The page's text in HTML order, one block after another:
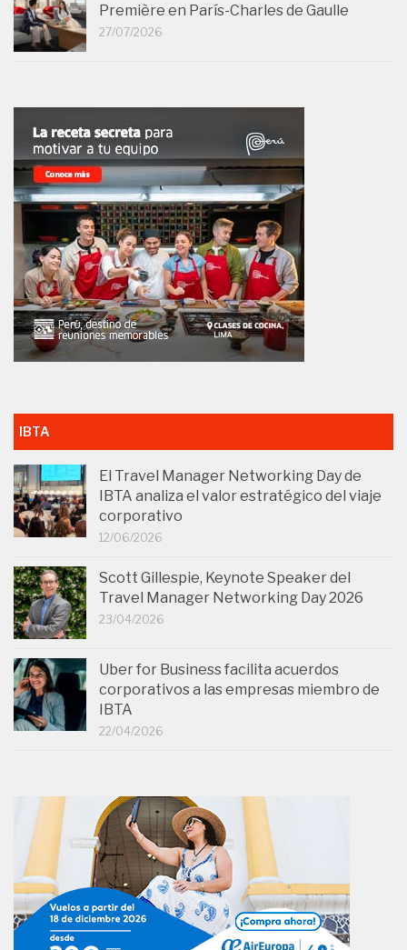
Première en París-Charles de Gaulle
27/07/2026
IBTA
El Travel Manager Networking Day de
IBTA analiza el valor estratégico del viaje
corporativo
12/06/2026
Scott Gillespie, Keynote Speaker del
Travel Manager Networking Day 2026
23/04/2026
Uber for Business facilita acuerdos
corporativos a las empresas miembro de
IBTA
22/04/2026